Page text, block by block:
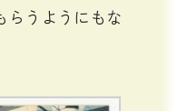
らうようにもな